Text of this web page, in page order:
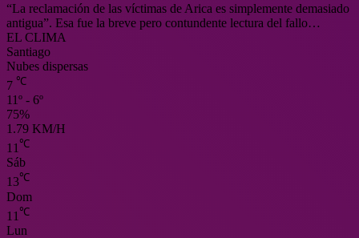
“La reclamación de las víctimas de Arica es simplemente demasiado
antigua”. Esa fue la breve pero contundente lectura del fallo…
EL CLIMA
Santiago
Nubes dispersas
7 ℃
11º - 6º
75%
1.79 KM/H
11 ℃
Sáb
13℃
Dom
11 ℃
Lun